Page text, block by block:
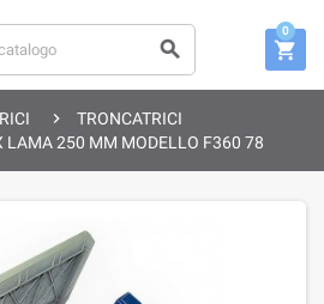
 
0

TRONCATRICI
LAMA 250 MM MODELLO F360 78